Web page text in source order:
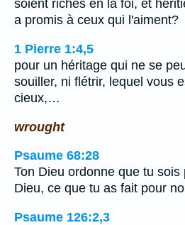
soient riches en la foi, et
a promis à ceux qui l'aiment?
1 Pierre 1:4,5
pour un héritage qui ne se
souiller, ni flétrir, lequel vous
cieux,…
wrought
Psaume 68:28
Ton Dieu ordonne que tu
Dieu, ce que tu as fait pour
Psaume 126:2,3